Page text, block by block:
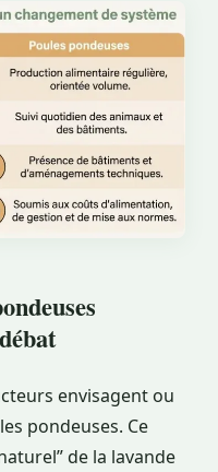
envisagent ou
pondeuses. Ce
de la lavande